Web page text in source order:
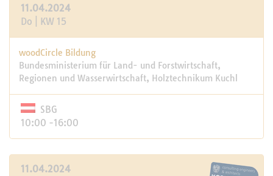
11.04.2024
Do | KW 15
woodCircle Bildung
Bundesministerium für Land- und Forstwirtschaft,
Regionen und Wasserwirtschaft, Holztechnikum Kuchl
SBG
10:00 -16:00
11.04.2024